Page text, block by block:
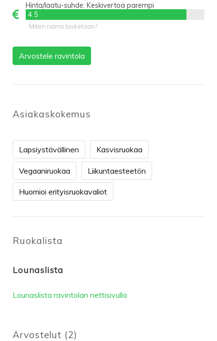
Hinta/laatu-suhde:Keskivertoa parempi
4.5
4.5
Miten nämä lasketaan?
Arvostele ravintola
Asiakaskokemus
Lapsiystävällinen Kasvisruokaa
Vegaaniruokaa Liikuntaesteetön
Huomioi erityisruokavaliot
Ruokalista
Lounaslista
Lounaslista ravintolan nettisivulla
Arvostelut (2)